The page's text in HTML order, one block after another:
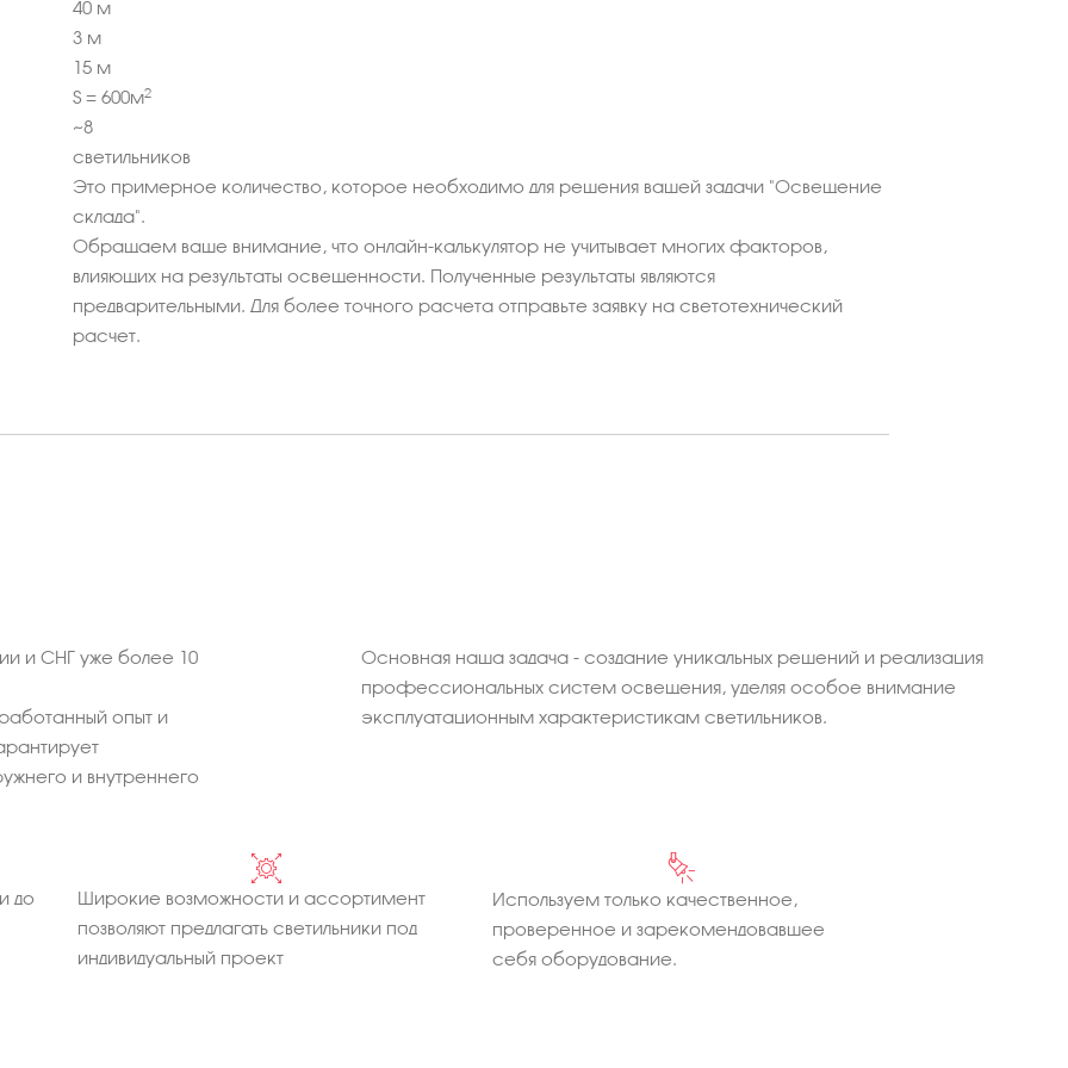
40м
3м
15м
S = 600м2
~8
светильников
Это примерное количество, которое необходимо для решения вашей задачи "Освещение
склада".
Обращаем ваше внимание, что онлайн-калькулятор не учитывает многих факторов,
влияющих на результаты освещенности. Полученные результаты являются
предварительными. Для более точного расчета отправьте заявку на светотехнический
расчет.
и СНГ уже более 10
опыт и
и внутреннего
Основная наша задача - создание уникальных решений и реализация
профессиональных систем освещения, уделяя особое внимание
эксплуатационным характеристикам светильников.
до
Широкие возможности и ассортимент
позволяют предлагать светильники под
индивидуальный проект
Используем только качественное,
проверенное и зарекомендовавшее
себя оборудование.